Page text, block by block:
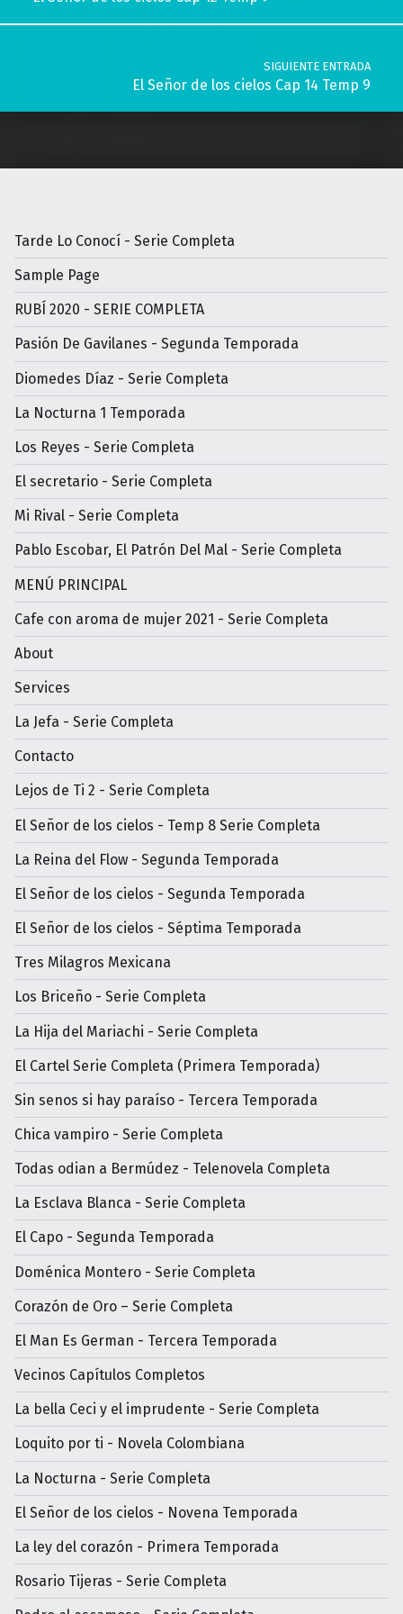
SIGUIENTE ENTRADA
El Señor de los cielos Cap 14 Temp 9
Tarde Lo Conocí - Serie Completa
Sample Page
RUBÍ 2020 - SERIE COMPLETA
Pasión De Gavilanes - Segunda Temporada
Diomedes Díaz - Serie Completa
La Nocturna 1 Temporada
Los Reyes - Serie Completa
El secretario - Serie Completa
Mi Rival - Serie Completa
Pablo Escobar, El Patrón Del Mal - Serie Completa
MENÚ PRINCIPAL
Cafe con aroma de mujer 2021 - Serie Completa
About
Services
La Jefa - Serie Completa
Contacto
Lejos de Ti 2 - Serie Completa
El Señor de los cielos - Temp 8 Serie Completa
La Reina del Flow - Segunda Temporada
El Señor de los cielos - Segunda Temporada
El Señor de los cielos - Séptima Temporada
Tres Milagros Mexicana
Los Briceño - Serie Completa
La Hija del Mariachi - Serie Completa
El Cartel Serie Completa (Primera Temporada)
Sin senos si hay paraíso - Tercera Temporada
Chica vampiro - Serie Completa
Todas odian a Bermúdez - Telenovela Completa
La Esclava Blanca - Serie Completa
El Capo - Segunda Temporada
Doménica Montero - Serie Completa
Corazón de Oro – Serie Completa
El Man Es German - Tercera Temporada
Vecinos Capítulos Completos
La bella Ceci y el imprudente - Serie Completa
Loquito por ti - Novela Colombiana
La Nocturna - Serie Completa
El Señor de los cielos - Novena Temporada
La ley del corazón - Primera Temporada
Rosario Tijeras - Serie Completa